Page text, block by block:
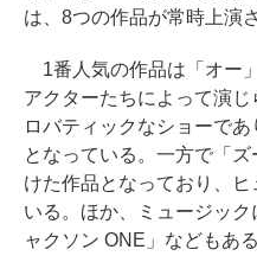
は、8つの作品が常時上演
1番人気の作品は「オー
アクターたちによって演
ロバティックなショーで
となっている。一方で「
けた作品となっており、
いる。ほか、ミュージッ
ャクソン ONE」などもある